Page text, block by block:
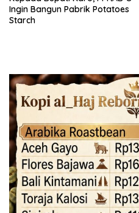
Ingin Bangun Pabrik Potatoes
Starch